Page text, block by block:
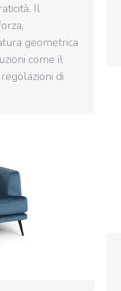
Il
geometrica
come il
di